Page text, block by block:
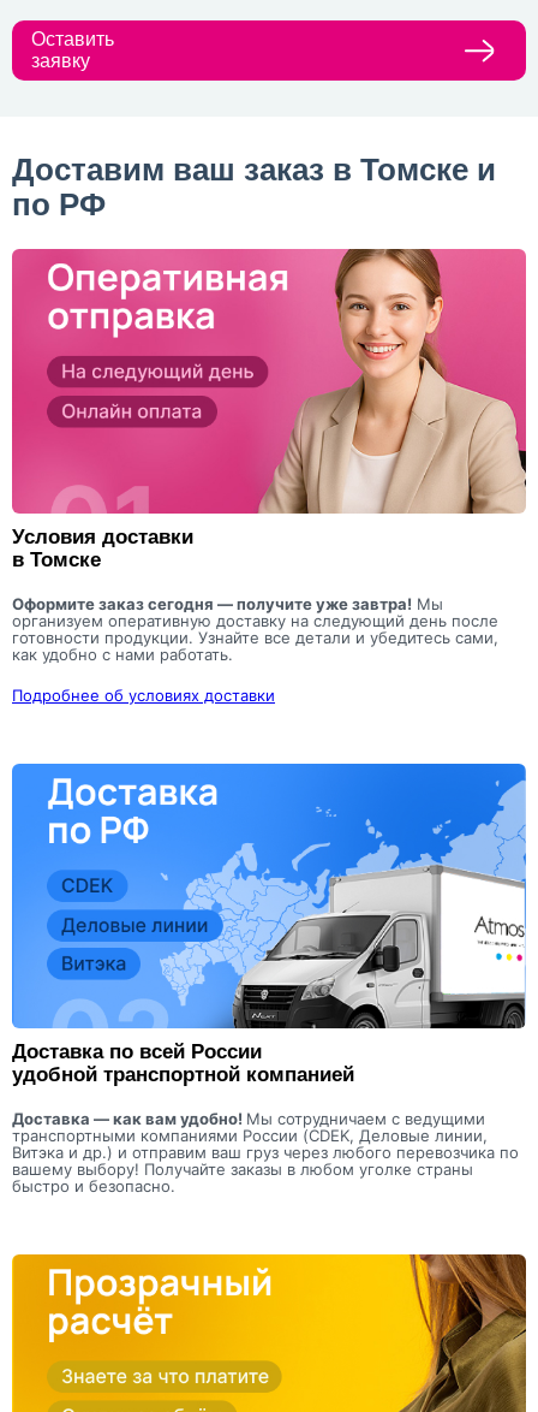
Оставить
заявку
Доставим ваш заказ в Томске и
по РФ
Условия доставки
в Томске
Оформите заказ сегодня — получите уже завтра! Мы
организуем оперативную доставку на следующий день после
готовности продукции. Узнайте все детали и убедитесь сами,
как удобно с нами работать.
Подробнее об условиях доставки
Доставка по всей России
удобной транспортной компанией
Доставка — как вам удобно! Мы сотрудничаем с ведущими
транспортными компаниями России (CDEK, Деловые линии,
Витэка и др.) и отправим ваш груз через любого перевозчика по
вашему выбору! Получайте заказы в любом уголке страны
быстро и безопасно.